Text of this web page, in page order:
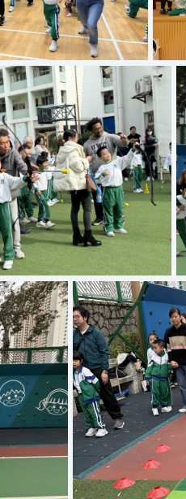
of IMG 8610
of IMG 0987